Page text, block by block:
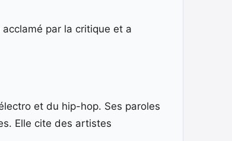
acclamé par la critique et a
et du hip-hop. Ses paroles
Elle cite des artistes